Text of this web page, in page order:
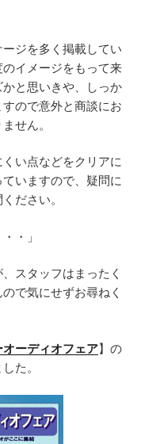
ジを多く掲載してい
イメージをもって来
と思いきや、しっか
ので意外と商談にお
せん。
い点などをクリアに
いますので、疑問に
ださい。
・」
スタッフはまったく
で気にせずお尋ねく
オーディオフェア】の
た。